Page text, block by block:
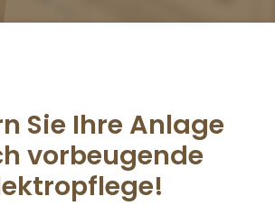
Sie Ihre Anlage
vorbeugende